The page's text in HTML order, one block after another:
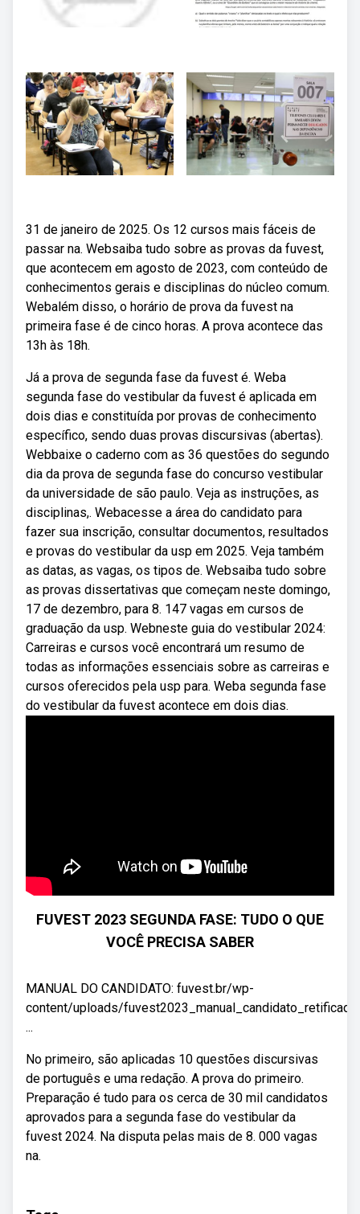
31 de janeiro de 2025. Os 12 cursos mais fáceis de
passar na. Websaiba tudo sobre as provas da fuvest,
que acontecem em agosto de 2023, com conteúdo de
conhecimentos gerais e disciplinas do núcleo comum.
Webalém disso, o horário de prova da fuvest na
primeira fase é de cinco horas. A prova acontece das
13h às 18h.
Já a prova de segunda fase da fuvest é. Weba
segunda fase do vestibular da fuvest é aplicada em
dois dias e constituída por provas de conhecimento
específico, sendo duas provas discursivas (abertas).
Webbaixe o caderno com as 36 questões do segundo
dia da prova de segunda fase do concurso vestibular
da universidade de são paulo. Veja as instruções, as
disciplinas,. Webacesse a área do candidato para
fazer sua inscrição, consultar documentos, resultados
e provas do vestibular da usp em 2025. Veja também
as datas, as vagas, os tipos de. Websaiba tudo sobre
as provas dissertativas que começam neste domingo,
17 de dezembro, para 8. 147 vagas em cursos de
graduação da usp. Webneste guia do vestibular 2024:
Carreiras e cursos você encontrará um resumo de
todas as informações essenciais sobre as carreiras e
cursos oferecidos pela usp para. Weba segunda fase
do vestibular da fuvest acontece em dois dias.
FUVEST 2023 SEGUNDA FASE: TUDO O QUE
VOCÊ PRECISA SABER
MANUAL DO CANDIDATO: fuvest.br/wp-
content/uploads/
...
No primeiro, são aplicadas 10 questões discursivas
de português e uma redação. A prova do primeiro.
Preparação é tudo para os cerca de 30 mil candidatos
aprovados para a segunda fase do vestibular da
fuvest 2024. Na disputa pelas mais de 8. 000 vagas
na.